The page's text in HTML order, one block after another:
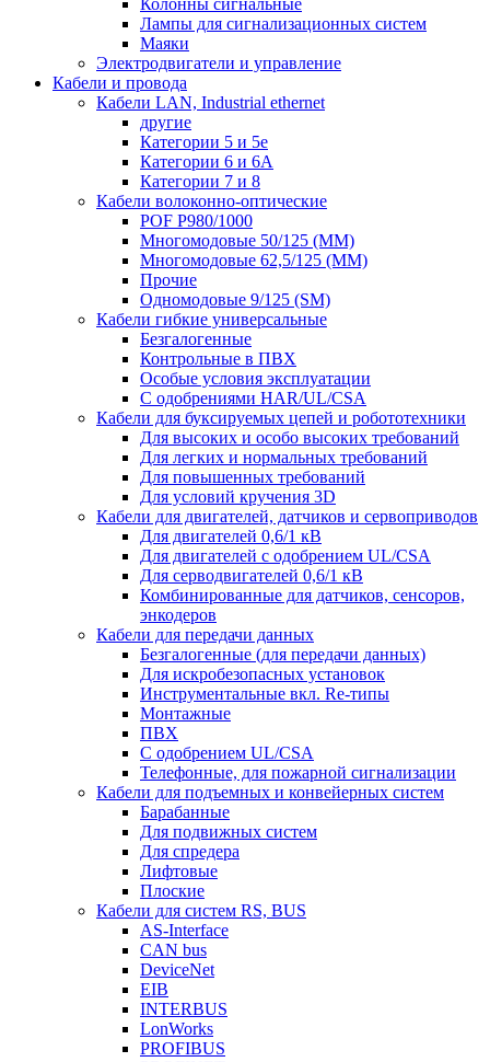
Лампы для сигнализационных систем
Маяки
Электродвигатели и управление
Кабели и провода
Кабели LAN, Industrial ethernet
другие
Категории 5 и 5е
Категории 6 и 6A
Категории 7 и 8
Кабели волоконно-оптические
POF P980/1000
Многомодовые 50/125 (ММ)
Многомодовые 62,5/125 (ММ)
Прочие
Одномодовые 9/125 (SM)
Кабели гибкие универсальные
Безгалогенные
Контрольные в ПВХ
Особые условия эксплуатации
С одобрениями HAR/UL/CSA
Кабели для буксируемых цепей и робототехники
Для высоких и особо высоких требований
Для легких и нормальных требований
Для повышенных требований
Для условий кручения 3D
Кабели для двигателей, датчиков и сервоприводов
Для двигателей 0,6/1 кВ
Для двигателей с одобрением UL/CSA
Для серводвигателей 0,6/1 кВ
Комбинированные для датчиков, cенсоров,
энкодеров
Кабели для передачи данных
Безгалогенные (для передачи данных)
Для искробезопасных установок
Инструментальные вкл. Re-типы
Монтажные
ПВХ
С одобрением UL/CSA
Телефонные, для пожарной сигнализации
Кабели для подъемных и конвейерных систем
Барабанные
Для подвижных систем
Для спредера
Лифтовые
Плоские
Кабели для систем RS, BUS
AS-Interface
CAN bus
DeviceNet
EIB
INTERBUS
LonWorks
PROFIBUS